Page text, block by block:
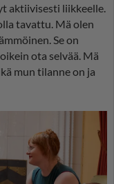
aktiivisesti liikkeelle.
tavattu. Mä olen
Se on
ota selvää. Mä
mun tilanne on ja